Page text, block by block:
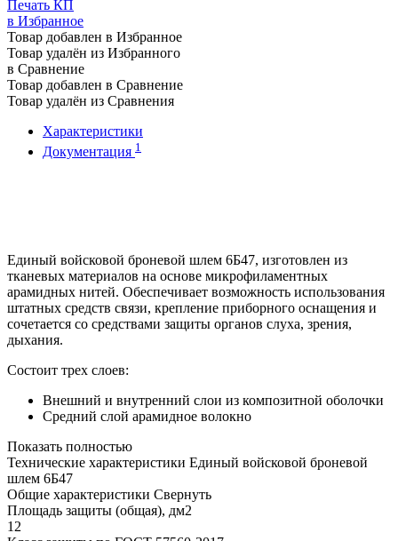
Печать КП
в Избранное
Товар добавлен в Избранное
Товар удалён из Избранного
в Сравнение
Товар добавлен в Сравнение
Товар удалён из Сравнения
Характеристики
Документация 1
Единый войсковой броневой шлем 6Б47, изготовлен из
тканевых материалов на основе микрофиламентных
арамидных нитей. Обеспечивает возможность использования
штатных средств связи, крепление приборного оснащения и
сочетается со средствами защиты органов слуха, зрения,
дыхания.
Состоит трех слоев:
Внешний и внутренний слои из композитной оболочки
Средний слой арамидное волокно
Показать полностью
Технические характеристики Единый войсковой броневой
шлем 6Б47
Общие характеристики Свернуть
Площадь защиты (общая), дм2
12